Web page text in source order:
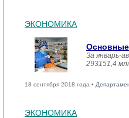
ЭКОНОМИКА
Основные
За январь-
293151,4
18 сентября 2018 года •
ЭКОНОМИКА